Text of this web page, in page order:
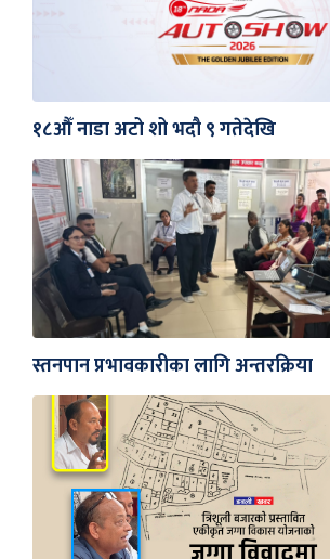
१८औँ नाडा अटो शो भदौ ९ गतेदेखि
स्तनपान प्रभावकारीका लागि अन्तरक्रिया